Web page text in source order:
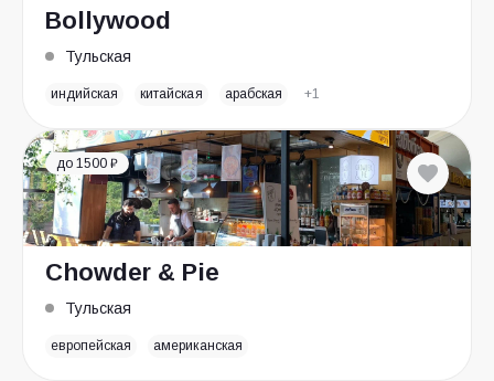
Bollywood
Тульская
индийская китайская арабская +1
до 1500 ₽
Chowder & Pie
Тульская
европейская американская